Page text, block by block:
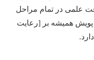
علمی در تمام مراحل
پویش همیشه بر [رعایت